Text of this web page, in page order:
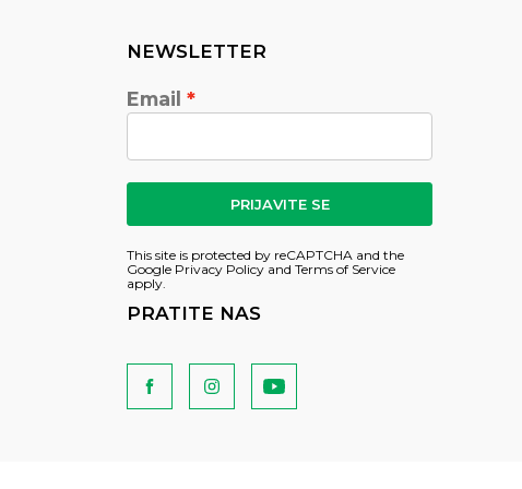
NEWSLETTER
Email
PRIJAVITE SE
This site is protected by reCAPTCHA and the
Google Privacy Policy and Terms of Service
apply.
PRATITE NAS